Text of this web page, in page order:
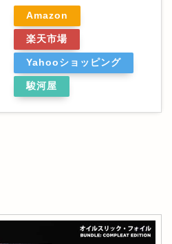
Amazon
楽天市場
Yahooショッピング
駿河屋